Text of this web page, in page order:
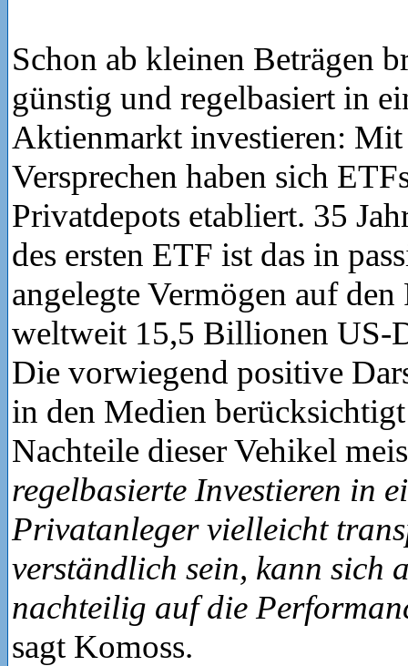
Schon ab kleinen Beträgen
günstig und regelbasiert in
Aktienmarkt investieren: Mit
Versprechen haben sich
Privatdepots etabliert. 35
des ersten ETF ist das in
angelegte Vermögen auf
weltweit 15,5 Billionen US-
Die vorwiegend positive
in den Medien
Nachteile dieser Vehikel
regelbasierte Investieren in
Privatanleger vielleicht
verständlich sein, kann sich
nachteilig auf die
sagt Komoss.